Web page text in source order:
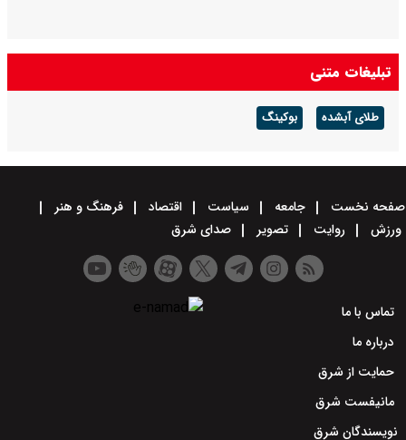
تبلیغات متنی
طلای آبشده بوکینگ
صفحه نخست جامعه سیاست اقتصاد
فرهنگ و هنر
ورزش
روایت تصویر صدای شرق
تماس با ما
درباره ما
حمایت از شرق
مانیفست شرق
نویسندگان شرق